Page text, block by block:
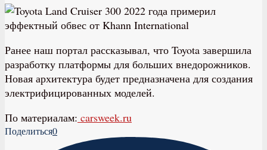
Ранее наш портал рассказывал, что Toyota завершила
разработку платформы для больших внедорожников.
Новая архитектура будет предназначена для создания
электрифицированных моделей.
По материалам: carsweek.ru
Поделиться0